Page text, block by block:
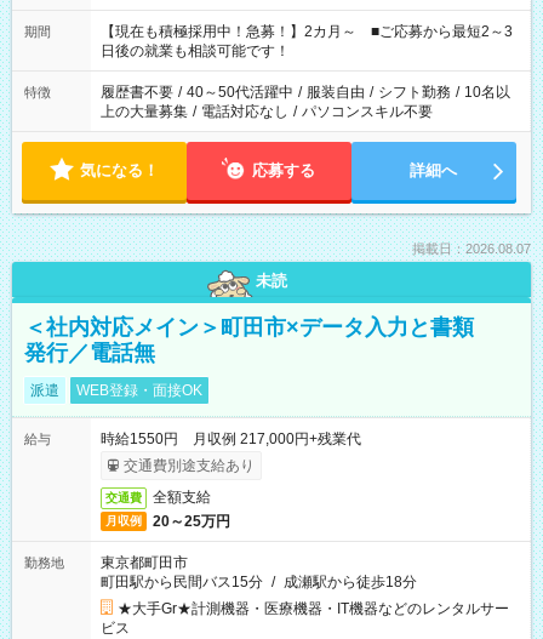
い」 「余裕を持って夕飯の準備がしたい」 「できれば残業はし
たくない」 など、ご希望を教えてくださいね。 ※Wワーク希望
の方へ 今ご覧のお仕事で希望する勤務時間と、もう1つのお仕事
の勤務時間。 合計で週40時間を超える場合は応募できません。
期間
【現在も積極採用中！急募！】2カ月～ ■ご応募から最短2～3
日後の就業も相談可能です！
特徴 履歴書不要 / 40～50代活躍中 / 服装自由 / シフト勤務 / 10名以
上の大量募集 / 電話対応なし / パソコンスキル不要
気になる！ 応募する 詳細へ
掲載日：2026.08.07
未読
＜社内対応メイン＞町田市×データ入力と書類
発行／電話無
派遣 WEB登録・面接OK
給与
時給1550円 月収例 217,000円+残業代
交通費別途支給あり
交通費 全額支給
月収例 20～25万円
勤務地
東京都町田市
町田駅から民間バス15分 / 成瀬駅から徒歩18分
★大手Gr★計測機器・医療機器・IT機器などのレンタルサー
ビス